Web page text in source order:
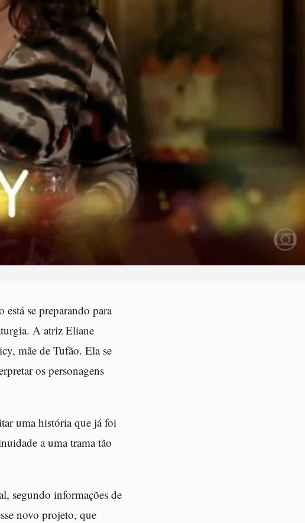
está se preparando para
A atriz Eliane
mãe de Tufão. Ela se
os personagens
uma história que já foi
a uma trama tão
segundo informações de
novo projeto, que